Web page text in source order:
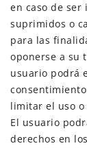
en caso de ser
suprimidos o
para las
oponerse a su
usuario podrá
limitar el uso o
El usuario
derechos en